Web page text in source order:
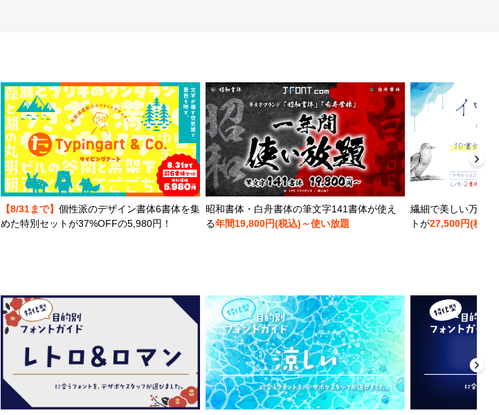
【8/31まで】 個性派のデザイン書体6書体を集
めた特別セットが37%OFFの5,980円！
昭和書体・白舟書体の筆文字141書体が使え
る年間19,800円(税込)～使い放題
繊細で美しい万年
トが27,500円(税込)